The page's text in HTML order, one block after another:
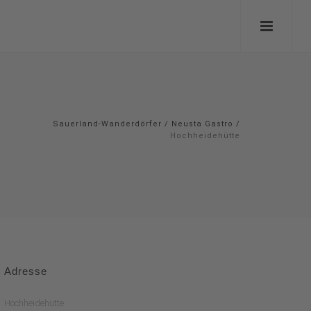
Sauerland-Wanderdörfer / Neusta Gastro /
Hochheidehütte
Adresse
Hochheidehütte